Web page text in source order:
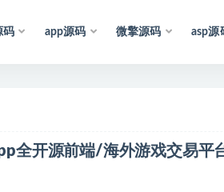
码 app源码 微擎源码 asp源
全开源前端/海外游戏交易平